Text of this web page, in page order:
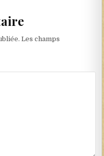
Les champs